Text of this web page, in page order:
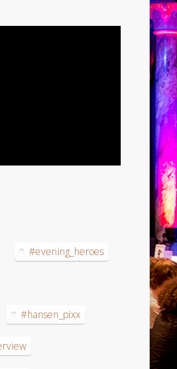
#evening_heroes
#hansen_pixx